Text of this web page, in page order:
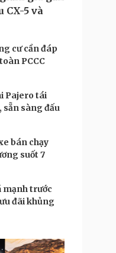
thời sự
yêu
cho bé
tâm hồn
CX-5 và
cư cần đáp
PCCC
Pajero tái
sàng đấu
bán chạy
suốt 7
mạnh trước
đãi khủng